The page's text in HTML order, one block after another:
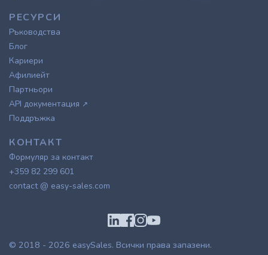
РЕСУРСИ
Ръководства
Блог
Кариери
Афилиейт
Партньори
API документация ↗
Поддръжка
КОНТАКТ
Формуляр за контакт
+359 82 299 601
contact @ easy-sales.com
© 2018 - 2026 easySales. Всички права запазени.